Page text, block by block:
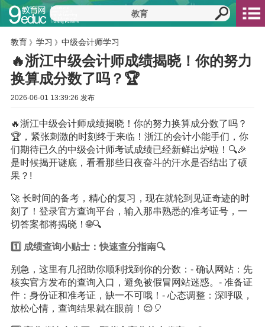
教育 》 学习 》 中级会计师学习
🔥浙江中级会计师成绩揭晓！你的努力
换算成分数了吗？🏆
2026-06-01 13:39:26 发布
🔥浙江中级会计师成绩揭晓！你的努力换算成分数了吗？
🏆，紧张刺激的时刻终于来临！浙江的会计小能手们，你
们期待已久的中级会计师考试成绩已经新鲜出炉啦！🔍🎉
是时候揭开谜底，看看那些日夜奋斗的汗水是否结出了硕
果？!
🚀 长时间的备考，精心的复习，现在就轮到见证奇迹的时
刻了！登录官方查询平台，输入那串熟悉的准考证号，一
切答案都将揭晓！🌐🔍
1️⃣ 成绩查询小贴士：快速查分指南🔍
别急，这里有几招助你顺利找到你的分数：- 确认网站：先
核实官方发布的查询入口，避免被假冒网站迷惑。- 准备证
件：身份证和准考证，缺一不可哦！- 心态调整：深呼吸，
放松心情，查询结果就在眼前！😌🎈